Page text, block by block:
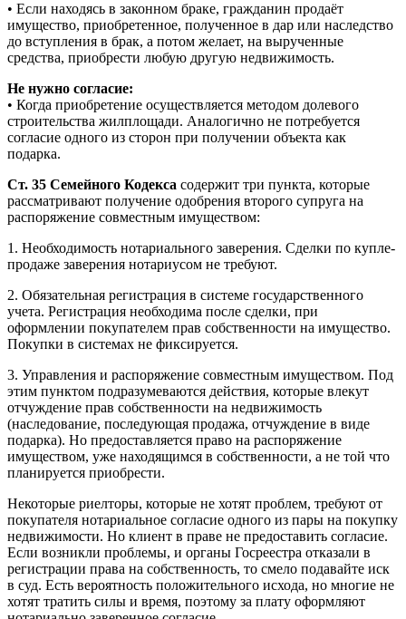
• Если находясь в законном браке, гражданин продаёт
имущество, приобретенное, полученное в дар или наследство
до вступления в брак, а потом желает, на вырученные
средства, приобрести любую другую недвижимость.
Не нужно согласие:
• Когда приобретение осуществляется методом долевого
строительства жилплощади. Аналогично не потребуется
согласие одного из сторон при получении объекта как
подарка.
Ст. 35 Семейного Кодекса содержит три пункта, которые
рассматривают получение одобрения второго супруга на
распоряжение совместным имуществом:
1. Необходимость нотариального заверения. Сделки по купле-
продаже заверения нотариусом не требуют.
2. Обязательная регистрация в системе государственного
учета. Регистрация необходима после сделки, при
оформлении покупателем прав собственности на имущество.
Покупки в системах не фиксируется.
3. Управления и распоряжение совместным имуществом. Под
этим пунктом подразумеваются действия, которые влекут
отчуждение прав собственности на недвижимость
(наследование, последующая продажа, отчуждение в виде
подарка). Но предоставляется право на распоряжение
имуществом, уже находящимся в собственности, а не той что
планируется приобрести.
Некоторые риелторы, которые не хотят проблем, требуют от
покупателя нотариальное согласие одного из пары на покупку
недвижимости. Но клиент в праве не предоставить согласие.
Если возникли проблемы, и органы Госреестра отказали в
регистрации права на собственность, то смело подавайте иск
в суд. Есть вероятность положительного исхода, но многие не
хотят тратить силы и время, поэтому за плату оформляют